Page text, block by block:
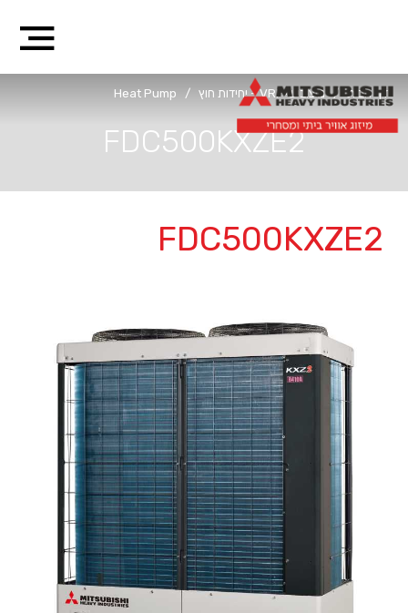
דף הבית / מיצובישי VRF - יחידות חוץ /
Heat Pump
FDC500KXZE2
FDC500KXZE2